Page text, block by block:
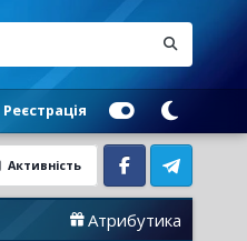
Реєстрація
Активність
Facebook Telegram
Атрибутика